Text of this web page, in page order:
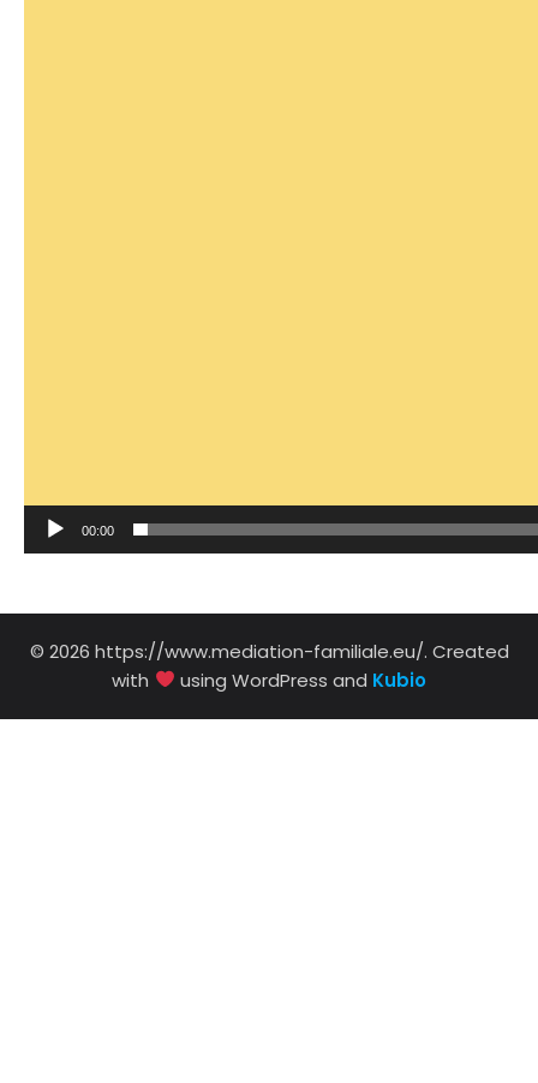
00:00
© 2026 https://www.mediation-familiale.eu/. Created
with
using WordPress and Kubio